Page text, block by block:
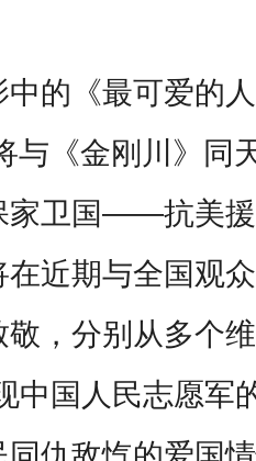
的《最可爱的
与《金刚川》同
家卫国——抗美
近期与全国观
，分别从多个
中国人民志愿军